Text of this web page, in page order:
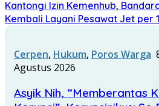
Kantongi Izin Kemenhub,
Kembali Layani Pesawat Jet per
Cerpen, Hukum, Poros Warga
Agustus 2026
Asyik Nih, “Memberantas